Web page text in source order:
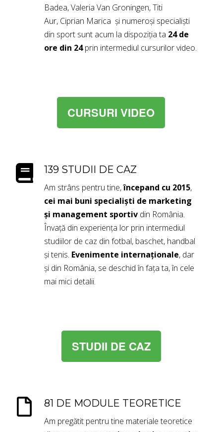
Badea,Valeria Van Groningen,Titi
Aur, Ciprian Marica și numeroși specialiști
din sport sunt acum la dispoziția ta 24 de
ore din 24prin intermediul cursurilor video.
CURSURI VIDEO
139 STUDII DE CAZ
Am strâns pentru tine,începand cu 2015,
cei mai buni specialiști de marketing
și management sportiv din România.
Învață din experiența lor prin intermediul
studiilor de caz din fotbal, baschet, handbal
și tenis. Evenimente internaționale, dar
și din România, se deschid în fața ta, în cele
mai mici detalii.
STUDII DE CAZ
81 DE MODULE TEORETICE
Am pregătit pentru tine materiale teoretice